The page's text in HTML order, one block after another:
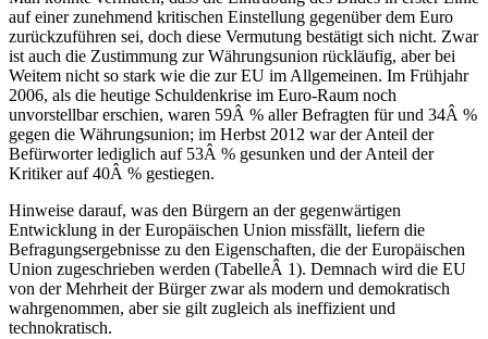
auf einer zunehmend kritischen Einstellung gegenüber dem Euro
zurückzuführen sei, doch diese Vermutung bestätigt sich nicht. Zwar
ist auch die Zustimmung zur Währungsunion rückläufig, aber bei
Weitem nicht so stark wie die zur EU im Allgemeinen. Im Frühjahr
2006, als die heutige Schuldenkrise im Euro-Raum noch
unvorstellbar erschien, waren 59Â % aller Befragten für und 34Â %
gegen die Währungsunion; im Herbst 2012 war der Anteil der
Befürworter lediglich auf 53Â % gesunken und der Anteil der
Kritiker auf 40Â % gestiegen.
Hinweise darauf, was den Bürgern an der gegenwärtigen
Entwicklung in der Europäischen Union missfällt, liefern die
Befragungsergebnisse zu den Eigenschaften, die der Europäischen
Union zugeschrieben werden (TabelleÂ 1). Demnach wird die EU
von der Mehrheit der Bürger zwar als modern und demokratisch
wahrgenommen, aber sie gilt zugleich als ineffizient und
technokratisch.